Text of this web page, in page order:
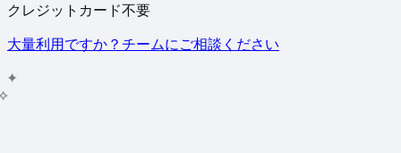
クレジットカード不要
大量利用ですか？チームにご相談ください
✧